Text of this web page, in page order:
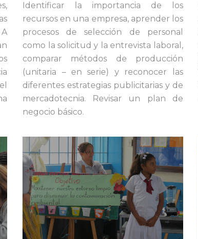
Identificar la importancia de los
recursos en una empresa, aprender los
procesos de selección de personal
como la solicitud y la entrevista laboral,
comparar métodos de producción
(unitaria – en serie) y reconocer las
diferentes estrategias publicitarias y de
mercadotecnia. Revisar un plan de
negocio básico.